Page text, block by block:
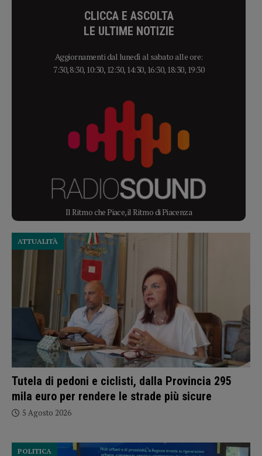
CLICCA E ASCOLTA
LE ULTIME NOTIZIE
Aggiornamenti dal lunedì al sabato alle ore:
7:30, 8:30, 10:30, 12:30, 14:30, 16:30, 18:30, 19:30
Il Ritmo che Piace, il Ritmo di Piacenza
Tutela di pedoni e ciclisti, dalla Provincia 295
mila euro per rendere le strade più sicure
ATTUALITÀ
5 Agosto 2026
POLITICA